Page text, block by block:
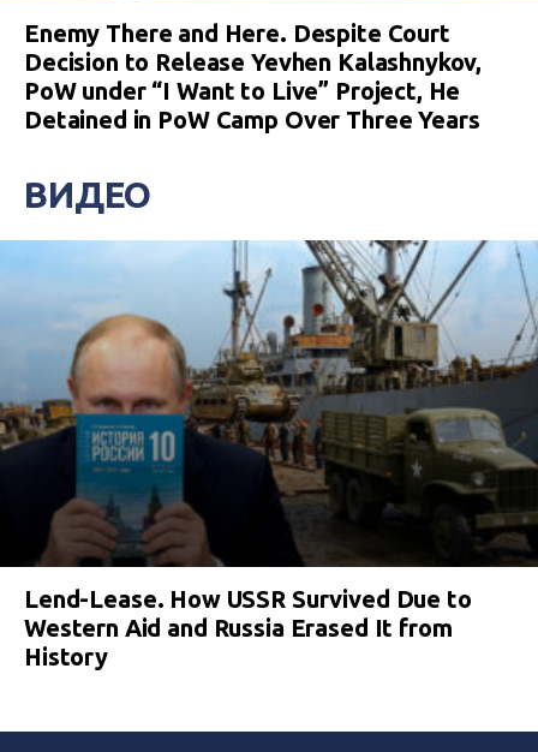
Enemy There and Here. Despite Court
Decision to Release Yevhen Kalashnykov,
PoW under “I Want to Live” Project, He
Detained in PoW Camp Over Three Years
ВИДЕО
Lend-Lease. How USSR Survived Due to
Western Aid and Russia Erased It from
History